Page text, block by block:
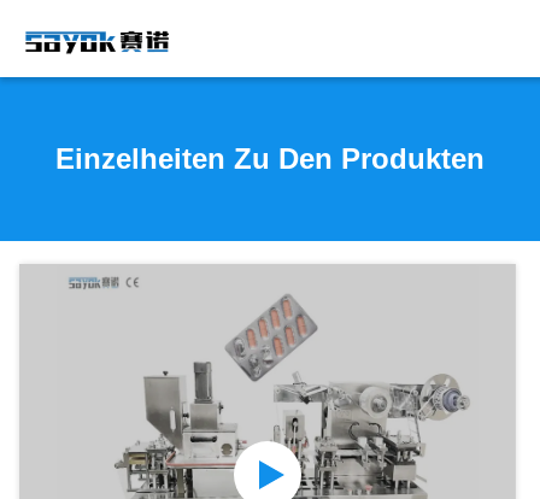
Einzelheiten Zu Den Produkten